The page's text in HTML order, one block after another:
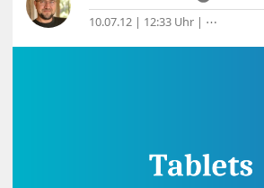
10.07.12 | 12:33 Uhr | ⋯